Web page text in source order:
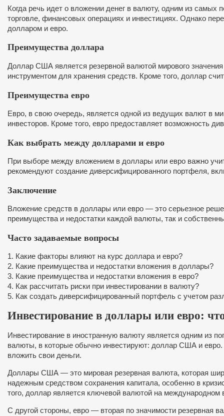
Когда речь идет о вложении денег в валюту, одним из
торговле, финансовых операциях и инвестициях. Однако
долларом и евро.
Преимущества доллара
Доллар США является резервной валютой мирового
инструментом для хранения средств. Кроме того, доллар
Преимущества евро
Евро, в свою очередь, является одной из ведущих валют в
инвесторов. Кроме того, евро предоставляет возможность
Как выбрать между долларами и евро
При выборе между вложением в доллары или евро важно
рекомендуют создание диверсифицированного портфеля,
Заключение
Вложение средств в доллары или евро — это серьезное
преимущества и недостатки каждой валюты, так и
Часто задаваемые вопросы
1. Какие факторы влияют на курс доллара и евро?
2. Какие преимущества и недостатки вложения в доллары?
3. Какие преимущества и недостатки вложения в евро?
4. Как рассчитать риски при инвестировании в валюту?
5. Как создать диверсифицированный портфель с учетом
Инвестирование в доллары или евро:
Инвестирование в иностранную валюту является одним из
валюты, в которые обычно инвестируют: доллар США и
вложить свои деньги.
Доллары США — это мировая резервная валюта, которая
надежным средством сохранения капитала, особенно в
того, доллар является ключевой валютой на международном
С другой стороны, евро — вторая по значимости резервная